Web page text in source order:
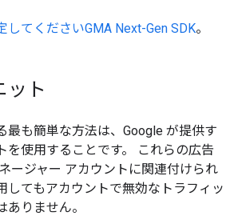
してくださいGMA Next-Gen SDK。
ット
最も簡単な方法は、Google が提供す
を使用することです。 これらの広告
ージャー アカウントに関連付けられ
してもアカウントで無効なトラフィッ
ありません。